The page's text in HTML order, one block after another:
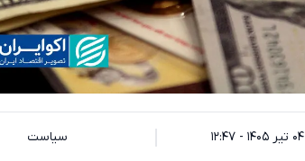
۰۴ تیر ۱۴۰۵ - ۱۲:۴۷ سیاست